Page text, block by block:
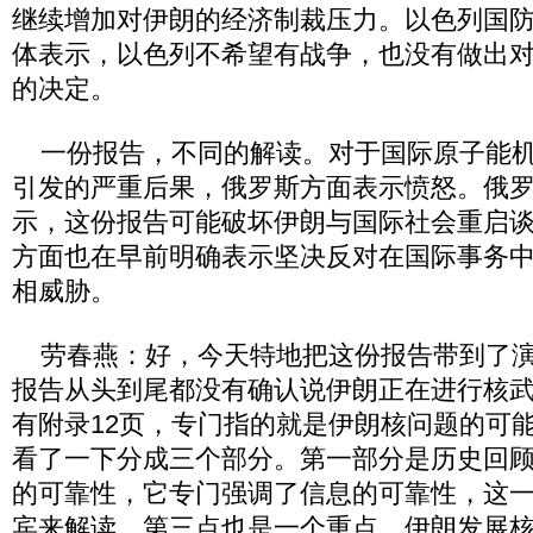
继续增加对伊朗的经济制裁压力。以色列国
体表示，以色列不希望有战争，也没有做出
的决定。
一份报告，不同的解读。对于国际原子能
引发的严重后果，俄罗斯方面表示愤怒。俄
示，这份报告可能破坏伊朗与国际社会重启
方面也在早前明确表示坚决反对在国际事务
相威胁。
劳春燕：好，今天特地把这份报告带到了
报告从头到尾都没有确认说伊朗正在进行核
有附录12页，专门指的就是伊朗核问题的可
看了一下分成三个部分。第一部分是历史回
的可靠性，它专门强调了信息的可靠性，这